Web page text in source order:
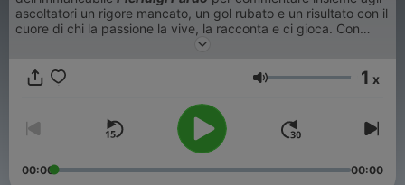
ascoltatori un rigore mancato, un gol rubato e un risultato con il
cuore di chi la passione la vive, la racconta e ci gioca. Con
imitazioni, tic, smorfie, scherzi da spogliatoio e ironia
appena finite, in cui da casa o dallo stadio gli ascoltatori
possono dire la loro perché sono sempre convocati.
Volumen 1 x
00:00 00:00